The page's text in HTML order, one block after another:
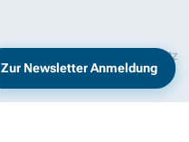
Datenschutz
Zur Newsletter Anmeldung